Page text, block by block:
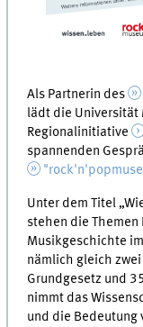
Als Partnerin des
lädt die Universität
Regionalinitiative
spannenden
Unter dem Titel
stehen die
Musikgeschichte
nämlich gleich
Grundgesetz und
nimmt das
und die Bedeutung